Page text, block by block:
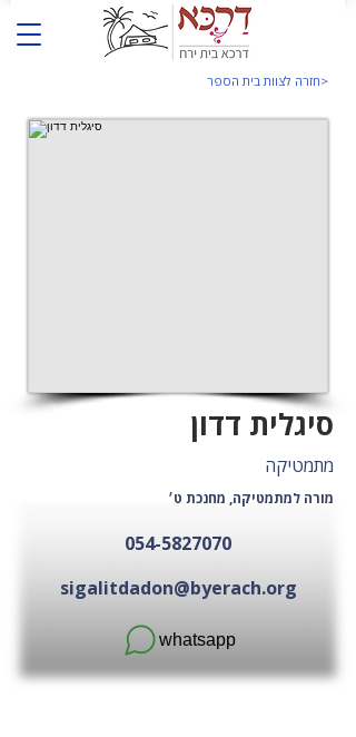
<חזרה לצוות בית הספר
סיגלית דדון
מתמטיקה
מורה למתמטיקה, מחנכת ט׳
054-5827070
sigalitdadon@byerach.org
whatsapp